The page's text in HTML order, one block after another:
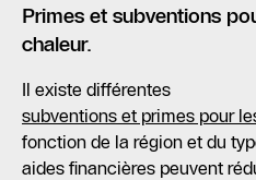
Primes et subventions
chaleur.
Il existe différentes
subventions et primes pour
fonction de la région et du
aides financières peuvent